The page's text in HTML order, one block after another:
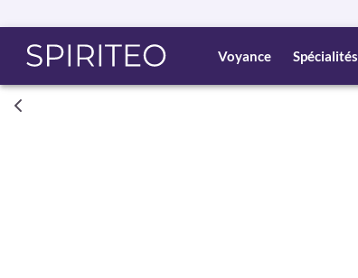
Voyance Spécialités